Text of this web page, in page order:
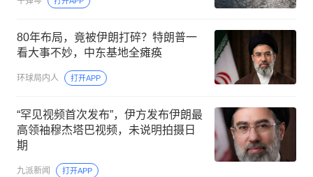
80年布局，竟被伊朗打碎？特朗普一
看大事不妙，中东基地全瘫痪
环球局内人 打开APP
“罕见视频首次发布”，伊方发布伊朗最
高领袖穆杰塔巴视频，未说明拍摄日
期
九派新闻 打开APP